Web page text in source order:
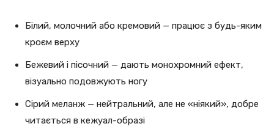
Білий, молочний або кремовий — працює з будь-яким
кроєм верху
Бежевий і пісочний — дають монохромний ефект,
візуально подовжують ногу
Сірий меланж — нейтральний, але не «ніякий», добре
читається в кежуал-образі